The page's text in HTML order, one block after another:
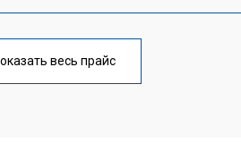
от 90 мин
весь прайс